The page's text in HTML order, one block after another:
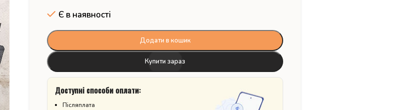
Є в наявності
Додати в кошик
Купити зараз
Доступні способи оплати:
Післяплата